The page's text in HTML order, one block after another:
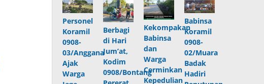
Personel
Koramil
0908-
03/Anggana
Ajak
Warga
Berbagi
di Hari
Jum’at,
Kodim
0908/Bontang
Kekompakan
Babinsa
dan
Warga
Cerminkan
Kepedulian
Babinsa
Koramil
0908-
02/Muara
Badak
Hadiri